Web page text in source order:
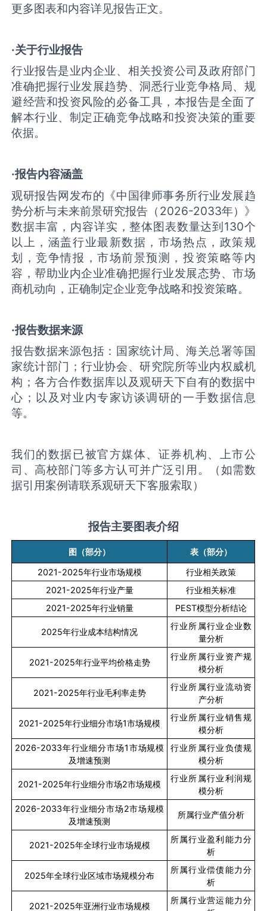
更多图表和内容详见报告正文。
·关于行业报告
行业报告是业内企业、相关投资公司及政府部门
准确把握行业发展趋势、洞悉行业竞争格局、规
避经营和投资风险的必备工具，本报告是全面了
解本行业、制定正确竞争战略和投资决策的重要
依据。
·报告内容涵盖
观研报告网发布的《中国律师事务所行业发展趋
势分析与未来前景研究报告（2026-2033年）》
数据丰富，内容详实，整体图表数量达到130个
以上，涵盖行业最新数据，市场热点，政策规
划，竞争情报，市场前景预测，投资策略等内
容，帮助业内企业准确把握行业发展态势、市场
商机动向，正确制定企业竞争战略和投资策略。
·报告数据来源
报告数据来源包括：国家统计局、海关总署等国
家统计部门；行业协会、研究院所等业内权威机
构；各方合作数据库以及观研天下自有的数据中
心；以及对业内专家访谈调研的一手数据信息
等。
我们的数据已被官方媒体、证券机构、上市公
司、高校部门等多方认可并广泛引用。（如需数
据引用案例请联系观研天下客服索取）
报告主要图表介绍
图（部分）
表（部分）
2021-2025年行业市场规模
行业相关政策
2021-2025年行业产量
行业相关标准
2021-2025年行业销量 PEST模型分析结论
2025年行业成本结构情况
行业所属行业企业数
量分析
2021-2025年行业平均价格走势
行业所属行业资产规
模分析
2021-2025年行业毛利率走势
行业所属行业流动资
产分析
2021-2025年行业细分市场1市场规模
行业所属行业销售规
模分析
2026-2033年行业细分市场1市场规模
及增速预测
行业所属行业负债规
模分析
2021-2025年行业细分市场2市场规模
行业所属行业利润规
模分析
2026-2033年行业细分市场2市场规模
及增速预测
所属行业产值分析
2021-2025年全球行业市场规模
所属行业盈利能力分
析
2025年全球行业区域市场规模分布
所属行业偿债能力分
析
2021-2025年亚洲行业市场规模
所属行业营运能力分